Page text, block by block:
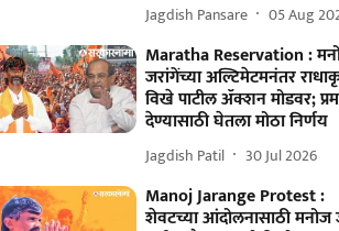
Jagdish Pansare 05 Aug
Maratha Reservation :
जरांगेंच्या अल्टिमेटमनंतर
विखे पाटील ॲक्शन मोडवर;
देण्यासाठी घेतला मोठा निर्णय
Jagdish Patil 30 Jul 2026
Manoj Jarange Protest :
शेवटच्या आंदोलनासाठी मनोज